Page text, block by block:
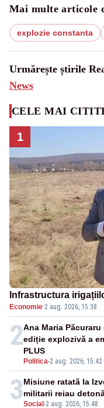
Mai multe articole
explozie constanta
Urmărește știrile
News
CELE MAI
1
Infrastructura
Economie·2 aug. 2026, 15:38
2
Politica-2 aug. 2026, 15:42
Ana Maria
ediție explozivă a
PLUS
3Social -2 aug. 2026, 15:48
Misiune ratată la
militarii reiau